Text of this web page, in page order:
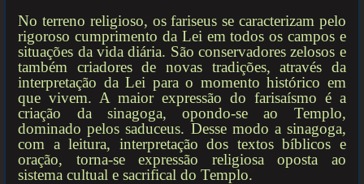
No terreno religioso, os fariseus se caracterizam pelo
rigoroso cumprimento da Lei em todos os campos e
situações da vida diária. São conservadores zelosos e
também criadores de novas tradições, através da
interpretação da Lei para o momento histórico em
que vivem. A maior expressão do farisaísmo é a
criação da sinagoga, opondo-se ao Templo,
dominado pelos saduceus. Desse modo a sinagoga,
com a leitura, interpretação dos textos bíblicos e
oração, torna-se expressão religiosa oposta ao
sistema cultual e sacrifical do Templo.